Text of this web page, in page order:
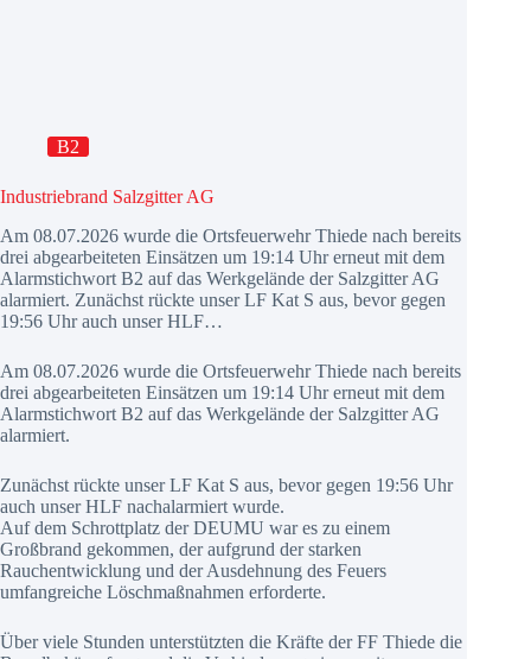
B2
Industriebrand Salzgitter AG
Am 08.07.2026 wurde die Ortsfeuerwehr Thiede nach bereits
drei abgearbeiteten Einsätzen um 19:14 Uhr erneut mit dem
Alarmstichwort B2 auf das Werkgelände der Salzgitter AG
alarmiert. Zunächst rückte unser LF Kat S aus, bevor gegen
19:56 Uhr auch unser HLF…
Am 08.07.2026 wurde die Ortsfeuerwehr Thiede nach bereits
drei abgearbeiteten Einsätzen um 19:14 Uhr erneut mit dem
Alarmstichwort B2 auf das Werkgelände der Salzgitter AG
alarmiert.
Zunächst rückte unser LF Kat S aus, bevor gegen 19:56 Uhr
auch unser HLF nachalarmiert wurde.
Auf dem Schrottplatz der DEUMU war es zu einem
Großbrand gekommen, der aufgrund der starken
Rauchentwicklung und der Ausdehnung des Feuers
umfangreiche Löschmaßnahmen erforderte.
Über viele Stunden unterstützten die Kräfte der FF Thiede die